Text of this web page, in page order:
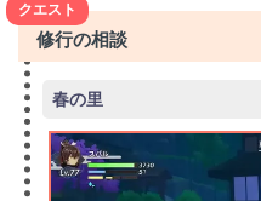
修行の相談
クエスト
春の里